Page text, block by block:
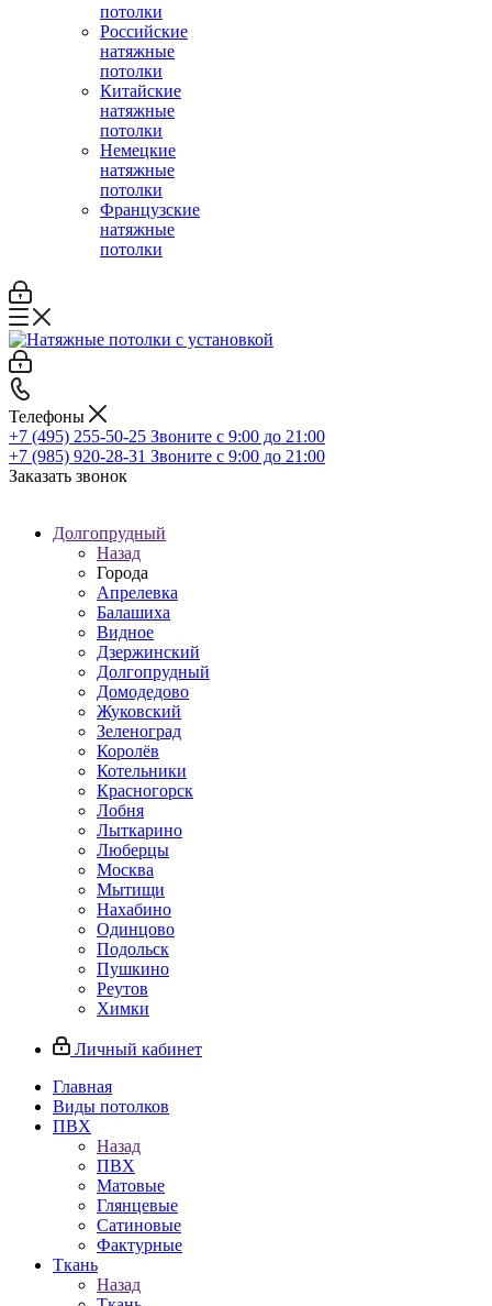
потолки
Российские
натяжные
потолки
Китайские
натяжные
потолки
Немецкие
натяжные
потолки
Французские
натяжные
потолки
Телефоны
+7 (495) 255-50-25 Звоните с 9:00 до 21:00
+7 (985) 920-28-31 Звоните с 9:00 до 21:00
Заказать звонок
Долгопрудный
Назад
Города
Апрелевка
Балашиха
Видное
Дзержинский
Долгопрудный
Домодедово
Жуковский
Зеленоград
Королёв
Котельники
Красногорск
Лобня
Лыткарино
Люберцы
Москва
Мытищи
Нахабино
Одинцово
Подольск
Пушкино
Реутов
Химки
Личный кабинет
Главная
Виды потолков
ПВХ
Назад
ПВХ
Матовые
Глянцевые
Сатиновые
Фактурные
Ткань
Назад